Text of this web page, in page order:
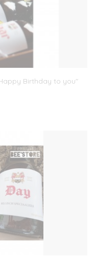
Birthday to you"